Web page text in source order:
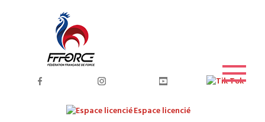
Espace licencié